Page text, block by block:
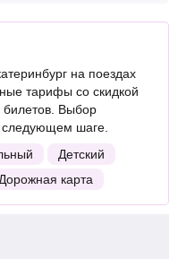
на поездах
тарифы со скидкой
Выбор
следующем шаге.
Детский
Дорожная карта